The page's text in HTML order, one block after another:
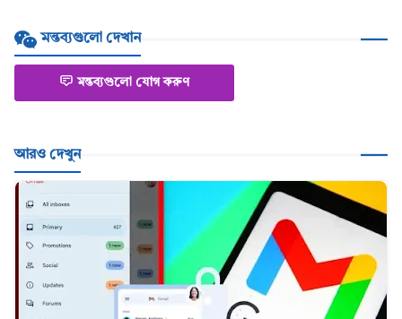
মন্তব্যগুলো দেখান
মন্তব্যগুলো যোগ করুণ
আরও দেখুন